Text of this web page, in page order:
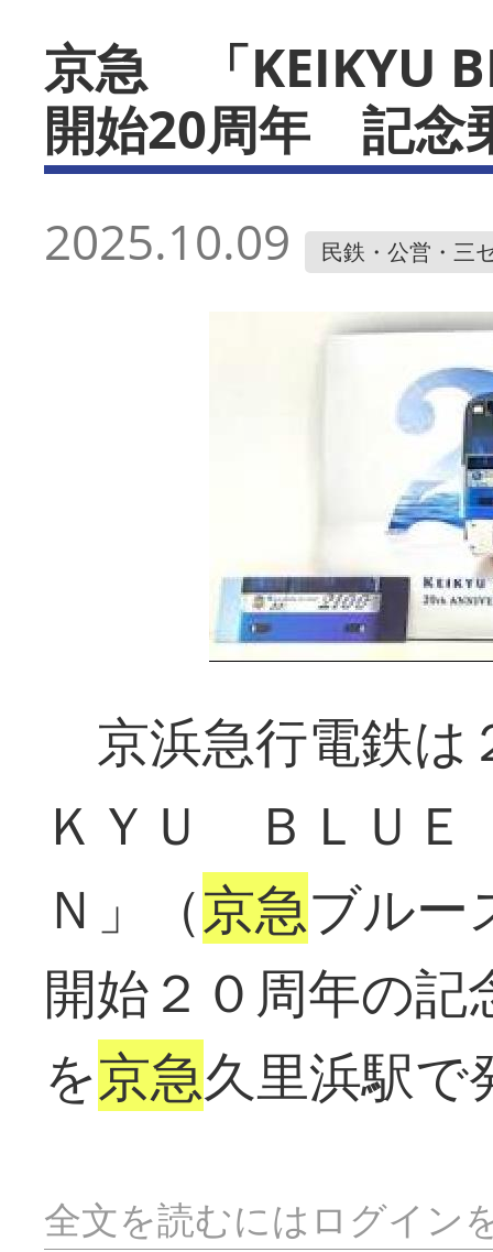
京急 「KEIKYU
開始20周年 記念
2025.10.09 民鉄・公営・三
京浜急行電鉄は
ＫＹＵ ＢＬＵ
Ｎ」（京急ブルー
開始２０周年の
を京急久里浜駅で
全文を読むにはログイン